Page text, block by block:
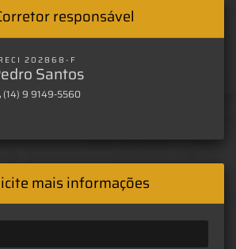
responsável
202868-F
Santos
(14) 9 9149-5560
mais informações